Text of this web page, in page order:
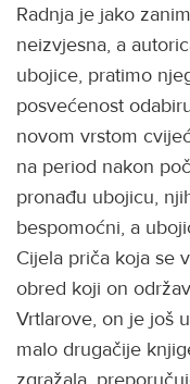
Radnja je jako
neizvjesna, a
ubojice, pratimo
posvećenost
novom vrstom
na period nakon
pronađu ubojicu,
bespomoćni, a
Cijela priča koja se
obred koji on
Vrtlarove, on je još
malo drugačije
zgražala,